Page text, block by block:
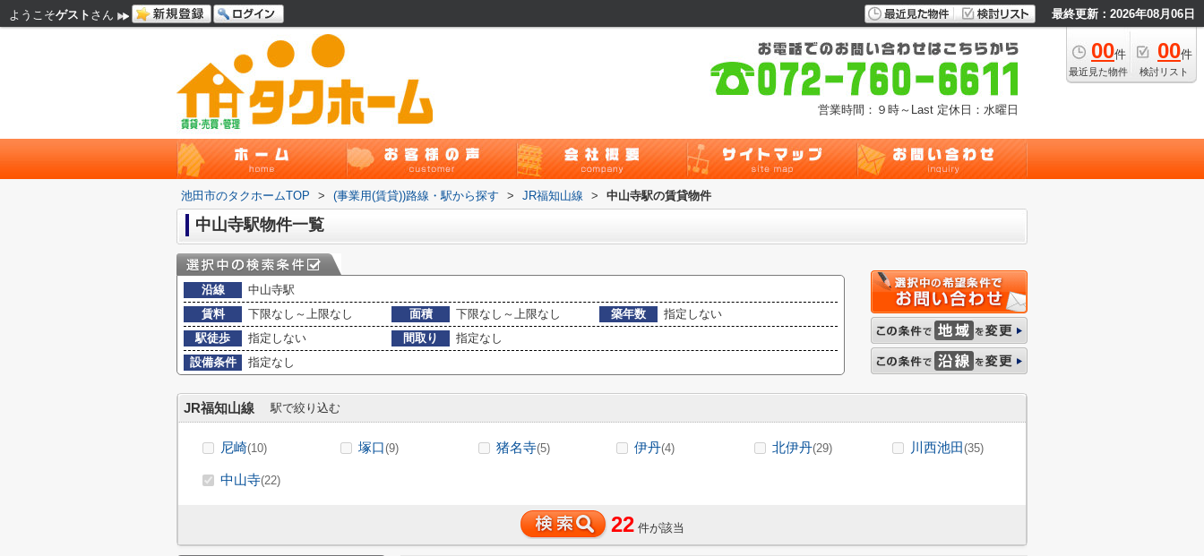
ようこそゲスト さん 最終更新：2026年08月06日
00件
最近見た物件
00件
検討リスト
営業時間：９時～Last 定休日：水曜日
池田市のタクホームTOP > (事業用(賃貸))路線・駅から探す > JR福知山線 > 中山寺駅の賃貸物件
中山寺駅物件一覧
沿線
中山寺駅
賃料
下限なし～上限なし 面積 下限なし～上限なし 築年数
指定しない
駅徒歩
指定しない 間取り
指定なし
設備条件
指定なし
JR福知山線 駅で絞り込む
尼崎(10) 塚口(9) 猪名寺(5) 伊丹(4) 北伊丹(29) 川西池田(35)
中山寺(22)
22 件が該当